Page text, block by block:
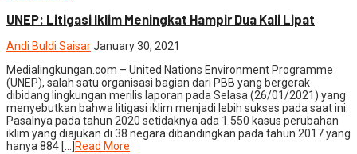
UNEP: Litigasi Iklim Meningkat Hampir Dua Kali Lipat
Andi Buldi SaisarJanuary 30, 2021
Medialingkungan.com – United Nations Environment Programme
(UNEP), salah satu organisasi bagian dari PBB yang bergerak
dibidang lingkungan merilis laporan pada Selasa (26/01/2021) yang
menyebutkan bahwa litigasi iklim menjadi lebih sukses pada saat ini.
Pasalnya pada tahun 2020 setidaknya ada 1.550 kasus perubahan
iklim yang diajukan di 38 negara dibandingkan pada tahun 2017 yang
hanya 884 […] Read More